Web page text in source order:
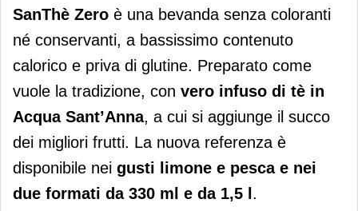
SanThè Zero è una bevanda senza coloranti
né conservanti, a bassissimo contenuto
calorico e priva di glutine. Preparato come
vuole la tradizione, con vero infuso di tè in
Acqua Sant’Anna, a cui si aggiunge il succo
dei migliori frutti. La nuova referenza è
disponibile nei gusti limone e pesca e nei
due formati da 330 ml e da 1,5 l .